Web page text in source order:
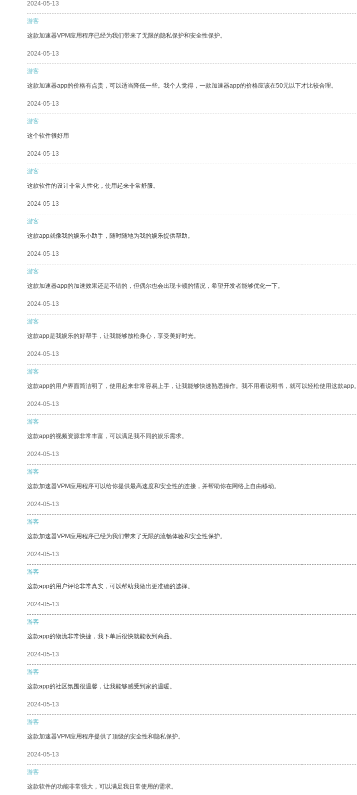
2024-05-13
游客
这款加速器VPM应用程序已经为我们带来了无限的隐私保护和安全性保护。
2024-05-13
游客
这款加速器app的价格有点贵，可以适当降低一些。我个人觉得，一款加速器app的价格应该在50元以下才比较合理。
2024-05-13
游客
这个软件很好用
2024-05-13
游客
这款软件的设计非常人性化，使用起来非常舒服。
2024-05-13
游客
这款app就像我的娱乐小助手，随时随地为我的娱乐提供帮助。
2024-05-13
游客
这款加速器app的加速效果还是不错的，但偶尔也会出现卡顿的情况，希望开发者能够优化一下。
2024-05-13
游客
这款app是我娱乐的好帮手，让我能够放松身心，享受美好时光。
2024-05-13
游客
这款app的用户界面简洁明了，使用起来非常容易上手，让我能够快速熟悉操作。我不用看说明书，就可以轻松使用这款app。
2024-05-13
游客
这款app的视频资源非常丰富，可以满足我不同的娱乐需求。
2024-05-13
游客
这款加速器VPM应用程序可以给你提供最高速度和安全性的连接，并帮助你在网络上自由移动。
2024-05-13
游客
这款加速器VPM应用程序已经为我们带来了无限的流畅体验和安全性保护。
2024-05-13
游客
这款app的用户评论非常真实，可以帮助我做出更准确的选择。
2024-05-13
游客
这款app的物流非常快捷，我下单后很快就能收到商品。
2024-05-13
游客
这款app的社区氛围很温馨，让我能够感受到家的温暖。
2024-05-13
游客
这款加速器VPM应用程序提供了顶级的安全性和隐私保护。
2024-05-13
游客
这款软件的功能非常强大，可以满足我日常使用的需求。